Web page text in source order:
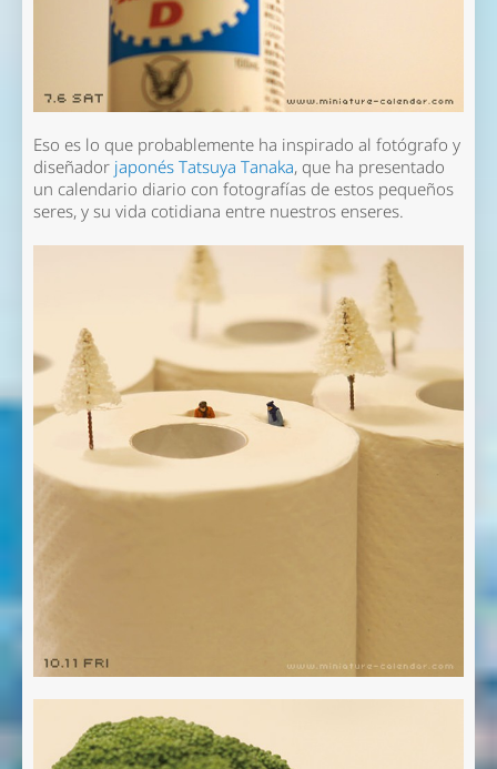
Eso es lo que probablemente ha inspirado al fotógrafo y
diseñador japonés Tatsuya Tanaka, que ha presentado
un calendario diario con fotografías de estos pequeños
seres, y su vida cotidiana entre nuestros enseres.